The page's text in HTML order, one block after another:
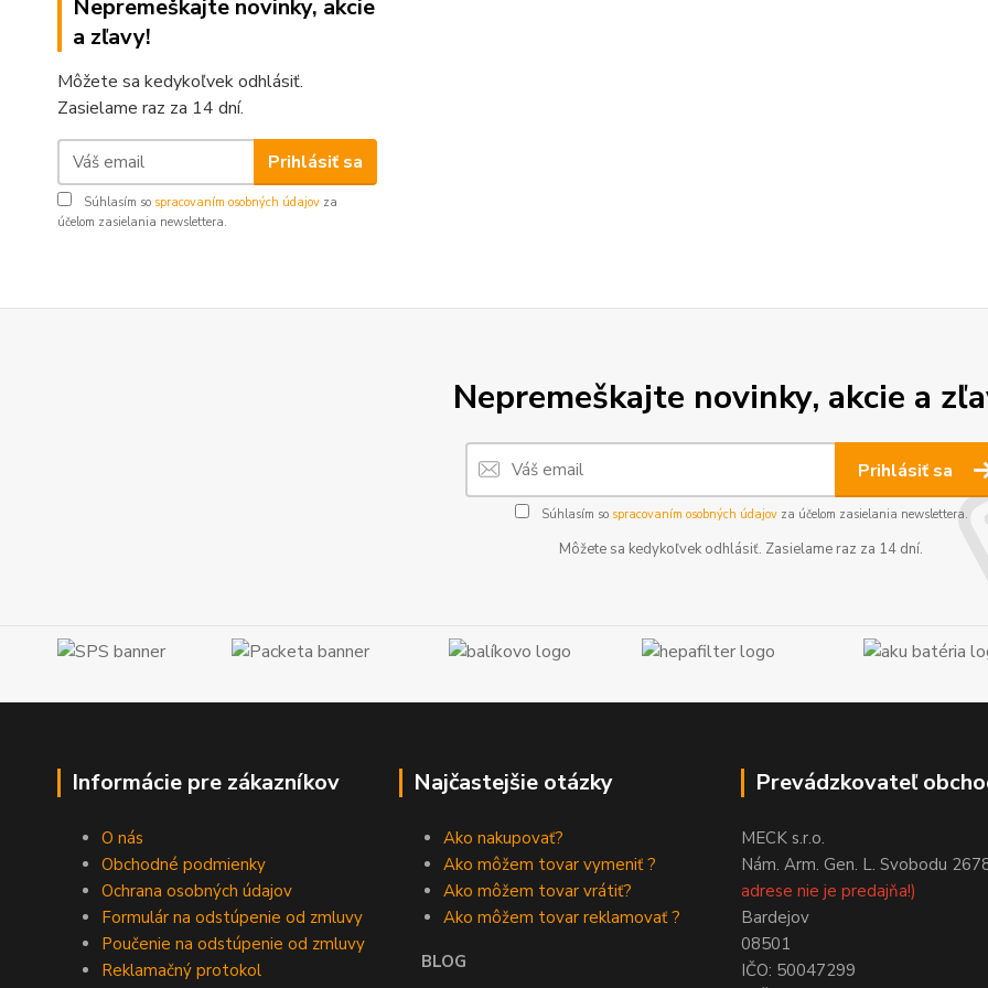
Nepremeškajte novinky, akcie
a zľavy!
Môžete sa kedykoľvek odhlásiť.
Zasielame raz za 14 dní.
Prihlásiť sa
Súhlasím so spracovaním osobných údajov za
účelom zasielania newslettera.
Nepremeškajte novinky, akcie a
Prihlásiť sa
Súhlasím so spracovaním osobných údajovza účelom zasielania newslettera.
Môžete sa kedykoľvek odhlásiť. Zasielame raz za 14 dní.
Informácie pre zákazníkov
O nás
Obchodné podmienky
Ochrana osobných údajov
Formulár na odstúpenie od zmluvy
Poučenie na odstúpenie od zmluvy
Reklamačný protokol
Najčastejšie otázky
Ako nakupovať?
Ako môžem tovar vymeniť ?
Ako môžem tovar vrátiť?
Ako môžem tovar reklamovať ?
BLOG
Prevádzkovateľ
MECK s.r.o.
Nám. Arm. Gen. L. Svobodu
adrese nie je predajňa!)
Bardejov
08501
IČO: 50047299